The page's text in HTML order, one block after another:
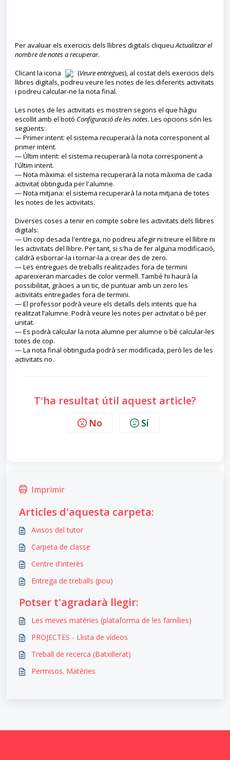
Per avaluar els exercicis dels llibres digitals cliqueuActualitzar el
nombre de notes a recuperar.
Clicant la icona
(Veure entregues), al costat dels exercicis dels
llibres digitals, podreu veure les notes de les diferents activitats
i podreu calcular-ne la nota final.
Les notes de les activitats es mostren segons el que hàgiu
escollit amb el botó Configuració de les notes. Les opcions són les
següents:
— Primer intent: el sistema recuperarà la nota corresponent al
primer intent.
— Últim intent: el sistema recuperarà la nota corresponent a
l'últim intent.
— Nota màxima: el sistema recuperarà la nota màxima de cada
activitat obtinguda per l'alumne.
— Nota mitjana: el sistema recuperarà la nota mitjana de totes
les notes de les activitats.
Diverses coses a tenir en compte sobre les activitats dels llibres
digitals:
— Un cop desada l'entrega, no podreu afegir ni treure el llibre ni
les activitats del llibre. Per tant, si s'ha de fer alguna modificació,
caldrà esborrar-la i tornar-la a crear des de zero.
— Les entregues de treballs realitzades fora de termini
apareixeran marcades de color vermell. També hi haurà la
possibilitat, gràcies a un tic, de puntuar amb un zero les
activitats entregades fora de termini.
— El professor podrà veure els detalls dels intents que ha
realitzat l’alumne. Podrà veure les notes per activitat o bé per
unitat.
— Es podrà calcular la nota alumne per alumne o bé calcular-les
totes de cop.
— La nota final obtinguda podrà ser modificada, però les de les
activitats no.
T'ha resultat útil aquest article?
No Sí
Imprimir
Articles d'aquesta carpeta:
Avisos del tutor
Carpeta de classe
Centre d'interès
Entrega de treballs (pou)
Potser t'agradarà llegir:
Les meves matèries (plataforma de les famílies)
PROJECTES - Llista de vídeos
Treball de recerca (Batxillerat)
Permisos. Matèries